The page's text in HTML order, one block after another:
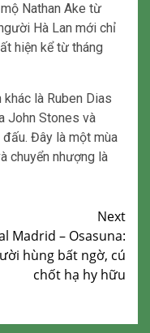
Nathan Ake từ
Hà Lan mới chỉ
hiện kể từ tháng
là Ruben Dias
John Stones và
Đây là một mùa
chuyển nhượng là
Next
Madrid – Osasuna:
hùng bất ngờ, cú
chốt hạ hy hữu